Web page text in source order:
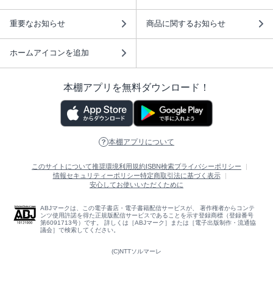
重要なお知らせ 商品に関するお知らせ
ホームアイコンを追加
本棚アプリを無料ダウンロード！
本棚アプリについて
このサイトについて推奨環境利用規約 ISBN検索プライバシーポリシー
情報セキュリティーポリシー特定商取引法に基づく表示
安心してお使いいただくために
ABJマークは、この電子書店・電子書籍配信サービスが、 著作権者からコンテ
ンツ使用許諾を得た正規版配信サービスであることを示す登録商標（登録番号
第6091713号）です。 詳しくは［ABJマーク］または［電子出版制作・流通協
議会］で検索してください。
(C)NTTソルマーレ